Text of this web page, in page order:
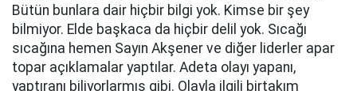
Bütün bunlara dair hiçbir bilgi yok. Kimse bir şey
bilmiyor. Elde başkaca da hiçbir delil yok. Sıcağı
sıcağına hemen Sayın Akşener ve diğer liderler apar
topar açıklamalar yaptılar. Adeta olayı yapanı,
yaptıranı biliyorlarmış gibi. Olayla ilgili birtakım